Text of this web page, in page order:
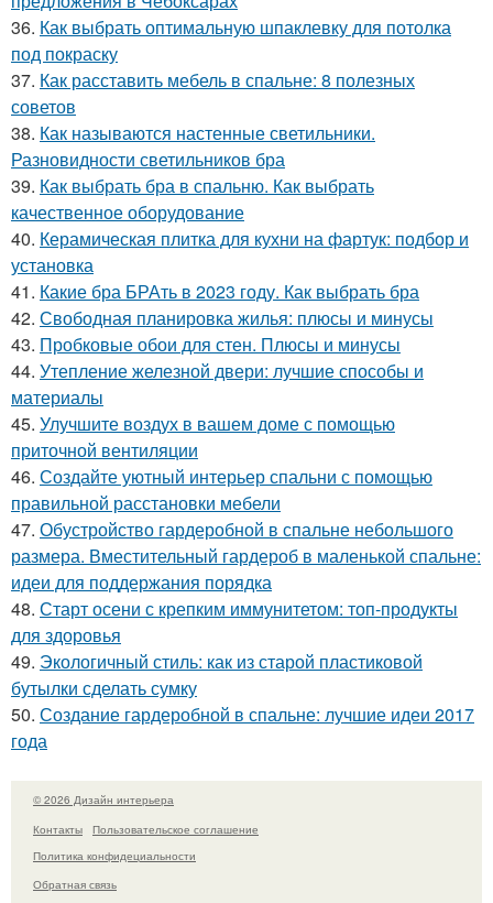
36. Как выбрать оптимальную шпаклевку для потолка
под покраску
37. Как расставить мебель в спальне: 8 полезных
советов
38. Как называются настенные светильники.
Разновидности светильников бра
39. Как выбрать бра в спальню. Как выбрать
качественное оборудование
40. Керамическая плитка для кухни на фартук: подбор и
установка
41. Какие бра БРАть в 2023 году. Как выбрать бра
42. Свободная планировка жилья: плюсы и минусы
43. Пробковые обои для стен. Плюсы и минусы
44. Утепление железной двери: лучшие способы и
материалы
45. Улучшите воздух в вашем доме с помощью
приточной вентиляции
46. Создайте уютный интерьер спальни с помощью
правильной расстановки мебели
47. Обустройство гардеробной в спальне небольшого
размера. Вместительный гардероб в маленькой спальне:
идеи для поддержания порядка
48. Старт осени с крепким иммунитетом: топ-продукты
для здоровья
49. Экологичный стиль: как из старой пластиковой
бутылки сделать сумку
50. Создание гардеробной в спальне: лучшие идеи 2017
года
© 2026 Дизайн интерьера
Контакты
Пользовательское соглашение
Политика конфидециальности
Обратная связь